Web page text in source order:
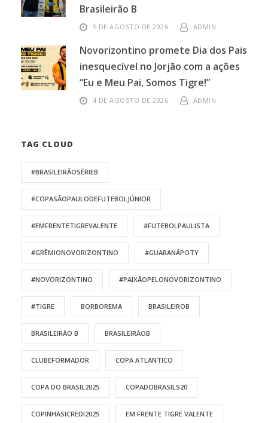
Brasileirão B
5 DE AGOSTO DE 2026 ADMIN
Novorizontino promete Dia dos Pais
inesquecível no Jorjão com a ações
“Eu e Meu Pai, Somos Tigre!”
4 DE AGOSTO DE 2026 ADMIN
TAG CLOUD
#BRASILEIRÃOSÉRIEB
#COPASÃOPAULODEFUTEBOLJÚNIOR
#EMFRENTETIGREVALENTE #FUTEBOLPAULISTA
#GRÊMIONOVORIZONTINO #GUARANÁPOTY
#NOVORIZONTINO #PAIXÃOPELONOVORIZONTINO
#TIGRE BORBOREMA BRASILEIROB
BRASILEIRÃO B BRASILEIRÃOB
CLUBEFORMADOR COPA ATLANTICO
COPA DO BRASIL2025 COPADOBRASILS20
COPINHASICREDI2025 EM FRENTE TIGRE VALENTE